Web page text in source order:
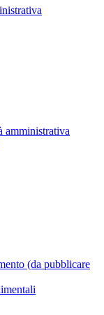
amministrativa
(da pubblicare